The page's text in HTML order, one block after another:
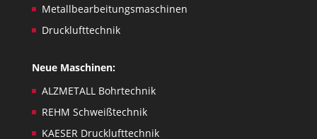
y
.
Metallbearbeitungsmaschinen
Drucklufttechnik
Neue Maschinen:
ALZMETALL Bohrtechnik
REHM Schweißtechnik
KAESER Drucklufttechnik